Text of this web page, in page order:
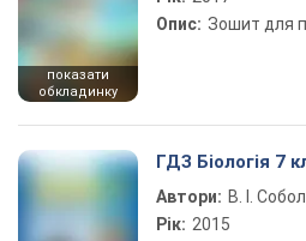
показати
обкладинку
Опис: Зошит для
ГДЗ Біологія 7
Автори: В. І.
Рік: 2015